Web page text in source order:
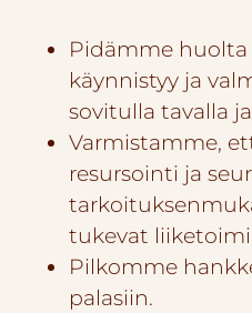
Pidämme
käynnistyy ja
sovitulla tavalla
Varmistamme,
resursointi ja
tukevat
Pilkomme
palasiin.